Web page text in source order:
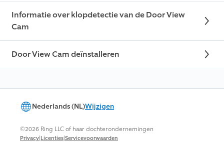
Informatie over klopdetectie van de Door View
Cam
Door View Cam deïnstalleren
Nederlands (NL)Wijzigen
©2026 Ring LLC of haar dochterondernemingen
Privacy|Licenties|Servicevoorwaarden